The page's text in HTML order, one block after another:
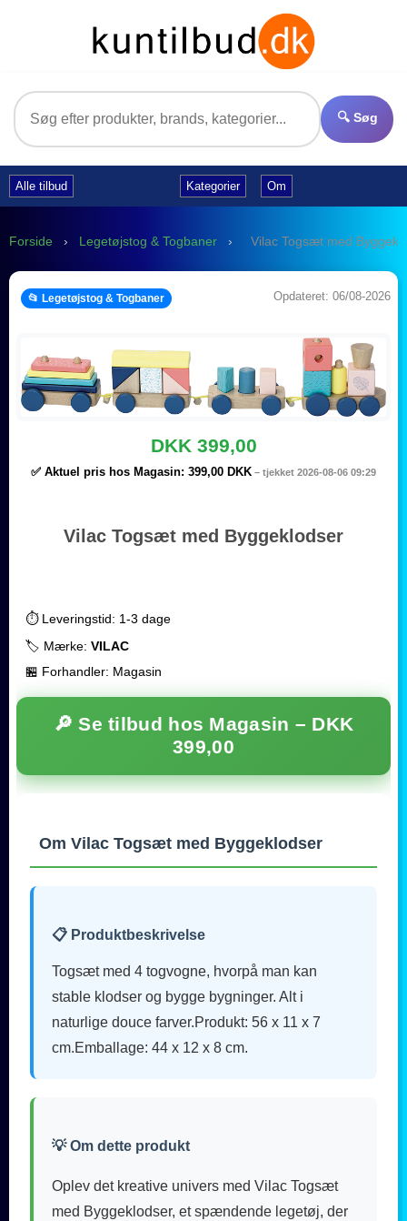
🔍 Søg
Alle tilbud Kategorier Om
Forside › Legetøjstog & Togbaner › Vilac Togsæt med
📂 Legetøjstog & Togbaner Opdateret: 06/08-2026
DKK 399,00
✅ Aktuel pris hos Magasin: 399,00 DKK – tjekket 2026-08-06 09:29
Vilac Togsæt med Byggeklodser
⏱️ Leveringstid: 1-3 dage
🏷️ Mærke: VILAC
🏪 Forhandler: Magasin
🔎 Se tilbud hos Magasin – DKK
399,00
Om Vilac Togsæt med Byggeklodser
📋 Produktbeskrivelse
Togsæt med 4 togvogne, hvorpå man kan
stable klodser og bygge bygninger. Alt i
naturlige douce farver.Produkt: 56 x 11 x 7
cm.Emballage: 44 x 12 x 8 cm.
💡 Om dette produkt
Oplev det kreative univers med Vilac Togsæt
med Byggeklodser, et spændende legetøj, der